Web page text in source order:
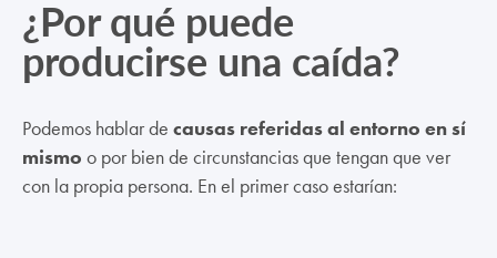
¿Por qué puede
producirse una caída?
Podemos hablar de causas referidas al entorno en sí
mismo o por bien de circunstancias que tengan que ver
con la propia persona. En el primer caso estarían: